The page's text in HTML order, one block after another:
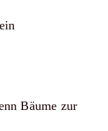
Bäume zur